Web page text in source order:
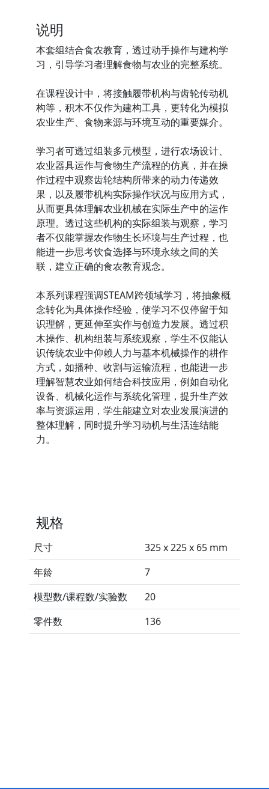
说明
本套组结合食农教育，透过动手操作与建构学
习，引导学习者理解食物与农业的完整系统。
在课程设计中，将接触履带机构与齿轮传动机
构等，积木不仅作为建构工具，更转化为模拟
农业生产、食物来源与环境互动的重要媒介。
学习者可透过组装多元模型，进行农场设计、
农业器具运作与食物生产流程的仿真，并在操
作过程中观察齿轮结构所带来的动力传递效
果，以及履带机构实际操作状况与应用方式，
从而更具体理解农业机械在实际生产中的运作
原理。透过这些机构的实际组装与观察，学习
者不仅能掌握农作物生长环境与生产过程，也
能进一步思考饮食选择与环境永续之间的关
联，建立正确的食农教育观念。
本系列课程强调STEAM跨领域学习，将抽象概
念转化为具体操作经验，使学习不仅停留于知
识理解，更延伸至实作与创造力发展。透过积
木操作、机构组装与系统观察，学生不仅能认
识传统农业中仰赖人力与基本机械操作的耕作
方式，如播种、收割与运输流程，也能进一步
理解智慧农业如何结合科技应用，例如自动化
设备、机械化运作与系统化管理，提升生产效
率与资源运用，学生能建立对农业发展演进的
整体理解，同时提升学习动机与生活连结能
力。
规格
尺寸
325 x 225 x 65 mm
年龄
7
模型数/课程数/实验数
20
零件数
136